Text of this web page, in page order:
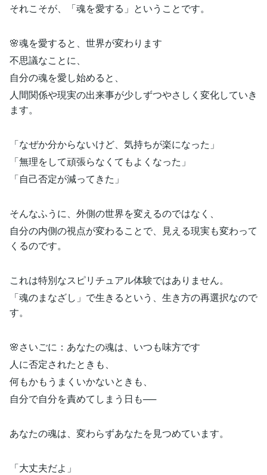
それこそが、「魂を愛する」ということです。
🌸魂を愛すると、世界が変わります
不思議なことに、
自分の魂を愛し始めると、
人間関係や現実の出来事が少しずつやさしく変化していき
ます。
「なぜか分からないけど、気持ちが楽になった」
「無理をして頑張らなくてもよくなった」
「自己否定が減ってきた」
そんなふうに、外側の世界を変えるのではなく、
自分の内側の視点が変わることで、見える現実も変わって
くるのです。
これは特別なスピリチュアル体験ではありません。
「魂のまなざし」で生きるという、生き方の再選択なので
す。
🌸さいごに：あなたの魂は、いつも味方です
人に否定されたときも、
何もかもうまくいかないときも、
自分で自分を責めてしまう日も──
あなたの魂は、変わらずあなたを見つめています。
「大丈夫だよ」